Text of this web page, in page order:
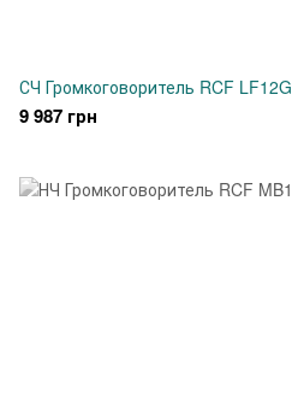
СЧ Громкоговоритель RCF
9 987 грн